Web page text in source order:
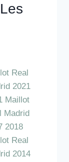
Real
2021
Maillot
Madrid
2018
Real
2014